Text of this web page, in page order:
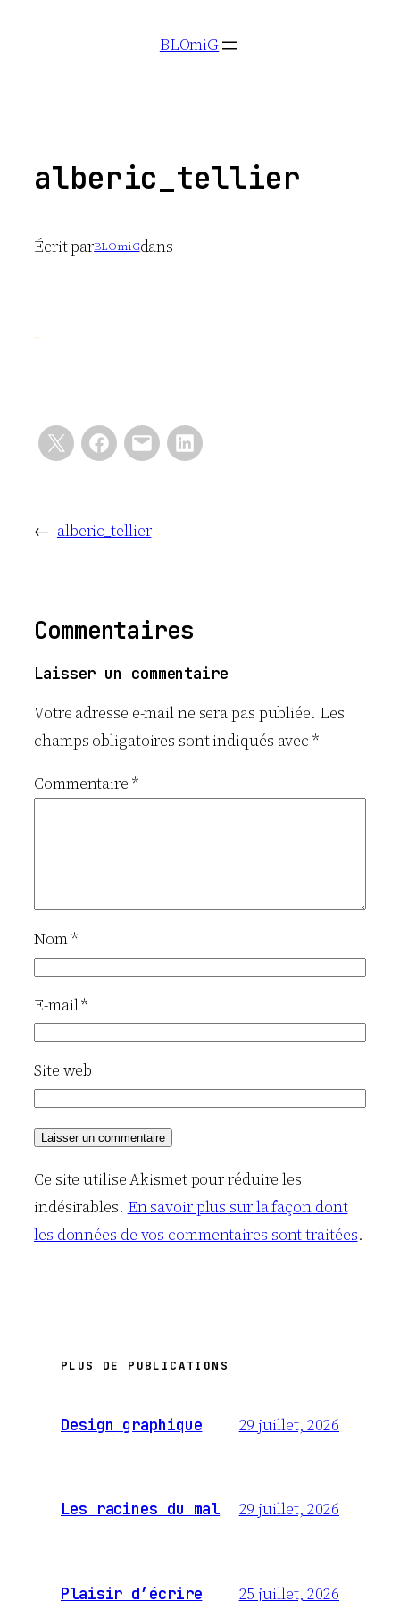
BLOmiG
alberic_tellier
Écrit parBLOmiGdans
← alberic_tellier
Commentaires
Laisser un commentaire
Votre adresse e-mail ne sera pas publiée. Les
champs obligatoires sont indiqués avec*
Commentaire *
Nom*
E-mail*
Site web
Ce site utilise Akismet pour réduire les
indésirables. En savoir plus sur la façon dont
les données de vos commentaires sont traitées.
PLUS DE PUBLICATIONS
Design graphique 29 juillet, 2026
Les racines du mal 29 juillet, 2026
Plaisir d’écrire 25 juillet, 2026